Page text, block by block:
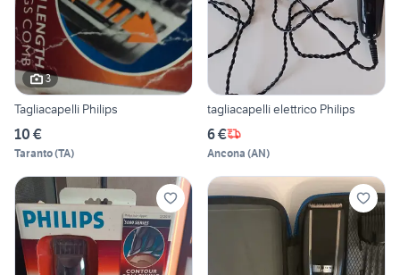
3
Tagliacapelli Philips
10 €
Taranto(TA)
tagliacapelli elettrico Philips
6 €
Ancona (AN)